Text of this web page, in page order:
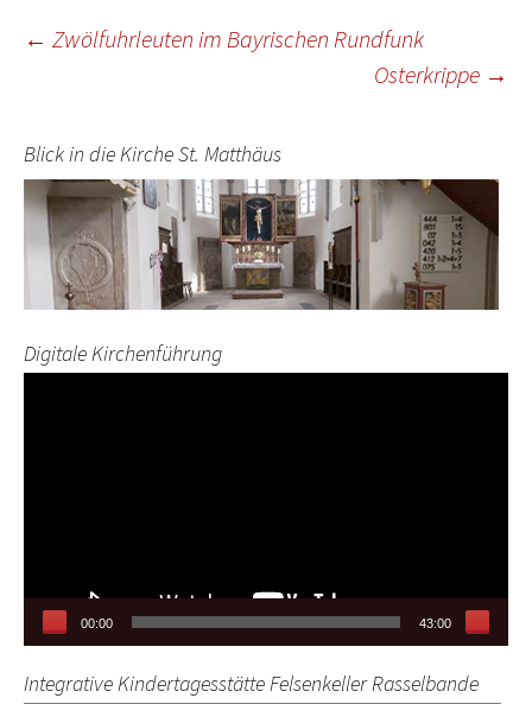
Beitragsnavigation
← Zwölfuhrleuten im Bayrischen Rundfunk
Osterkrippe →
Blick in die Kirche St. Matthäus
Digitale Kirchenführung
00:00 43:00
Integrative Kindertagesstätte Felsenkeller Rasselbande